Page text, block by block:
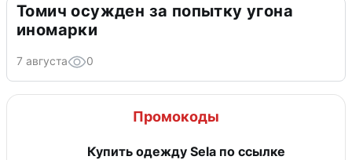
Томич осужден за попытку угона
иномарки
7 августа 0
Промокоды
Купить одежду Sela по ссылке